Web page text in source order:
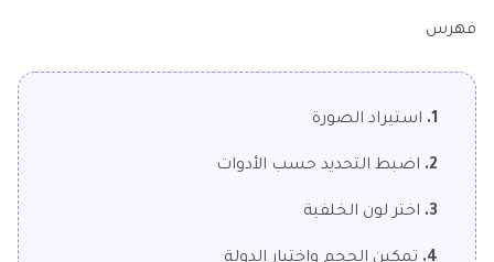
فهرس
1. استيراد الصورة
2. اضبط التحديد حسب الأدوات
3. اختر لون الخلفية